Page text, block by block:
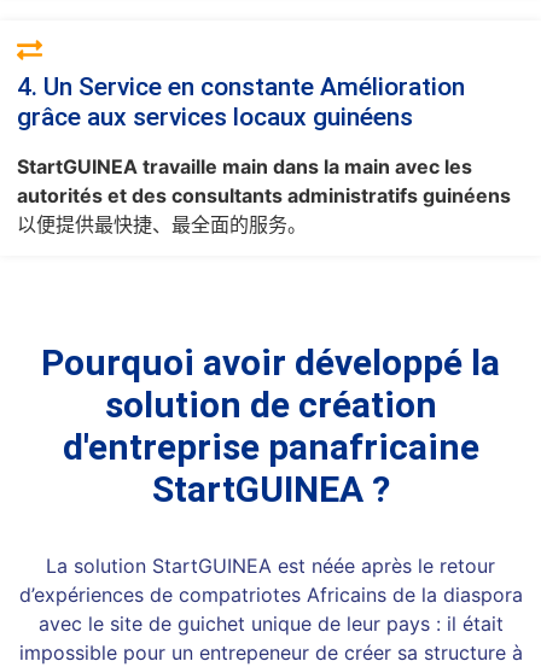
4. Un Service en constante Amélioration
grâce aux services locaux guinéens
StartGUINEA travaille main dans la main avec les
autorités et des consultants administratifs guinéens
以便提供最快捷、最全面的服务。
Pourquoi avoir développé la
solution de création
d'entreprise panafricaine
StartGUINEA ?
La solution StartGUINEA est néée après le retour
d’expériences de compatriotes Africains de la diaspora
avec le site de guichet unique de leur pays : il était
impossible pour un entrepeneur de créer sa structure à